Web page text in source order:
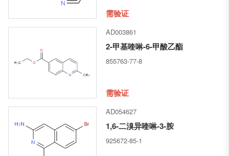
需验证
AD003861
2-甲基喹啉-6-甲酸乙酯
855763-77-8
需验证
AD054627
1,6-二溴异喹啉-3-胺
925672-85-1